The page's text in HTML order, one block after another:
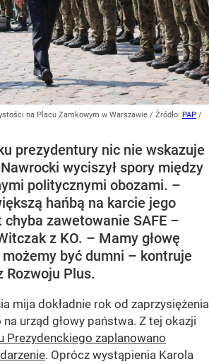
na Placu Zamkowym w Warszawie / Źródło: PAP /
prezydentury nic nie wskazuje
wyciszył spory między
politycznymi obozami. –
hańbą na karcie jego
zawetowanie SAFE –
z KO. – Mamy głowę
być dumni – kontruje
Rozwoju Plus.
mija dokładnie rok od zaprzysiężenia
urząd głowy państwa. Z tej okazji
Prezydenckiego zaplanowano
. Oprócz wystąpienia Karola